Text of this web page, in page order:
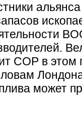
COP в этом
может